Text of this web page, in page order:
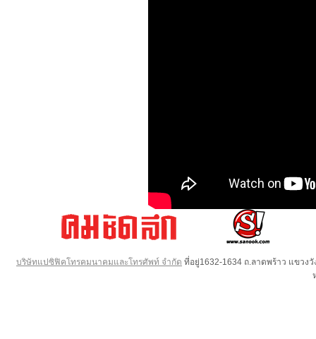
บริษัทแปซิฟิคโทรคมนาคมและโทรศัพท์ จำกัด ที่อยู่1632-1634 ถ.ลาดพร้าว แขวง